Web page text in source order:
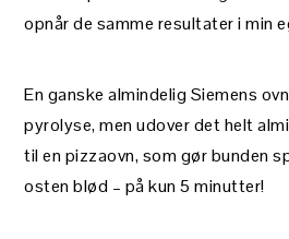
opnår de samme resultater i min
En ganske almindelig Siemens
pyrolyse, men udover det helt
til en pizzaovn, som gør bunden
osten blød – på kun 5 minutter!